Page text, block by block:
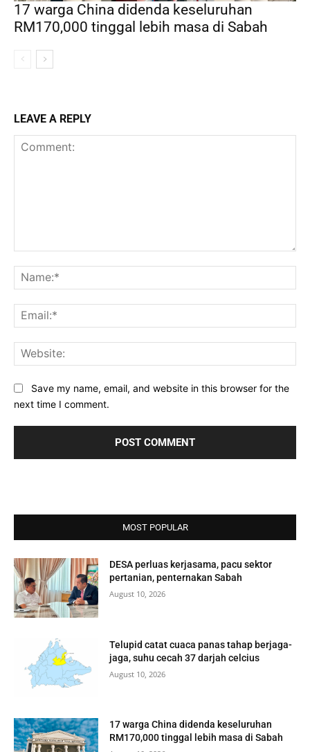
17 warga China didenda keseluruhan
RM170,000 tinggal lebih masa di Sabah
LEAVE A REPLY
Save my name, email, and website in this browser for the
next time I comment.
MOST POPULAR
DESA perluas kerjasama, pacu sektor
pertanian, penternakan Sabah
August 10, 2026
Telupid catat cuaca panas tahap berjaga-
jaga, suhu cecah 37 darjah celcius
August 10, 2026
17 warga China didenda keseluruhan
RM170,000 tinggal lebih masa di Sabah